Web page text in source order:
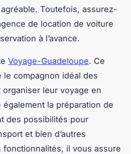
Toutefois, assurez-
de location de voiture
à l’avance.
Voyage-Guadeloupe. Ce
compagnon idéal des
leur voyage en
la préparation de
des possibilités pour
et bien d’autres
fonctionnalités, il vous assure